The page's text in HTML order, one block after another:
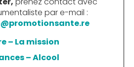
par e-mail :
– La mission
– Alcool